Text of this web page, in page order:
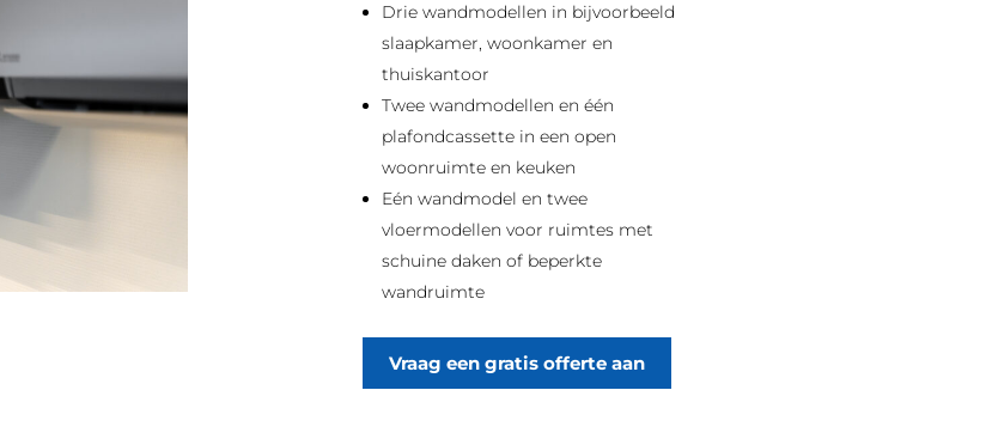
Drie wandmodellen in bijvoorbeeld
slaapkamer, woonkamer en
thuiskantoor
Twee wandmodellen en één
plafondcassette in een open
woonruimte en keuken
Eén wandmodel en twee
vloermodellen voor ruimtes met
schuine daken of beperkte
wandruimte
Vraag een gratis offerte aan